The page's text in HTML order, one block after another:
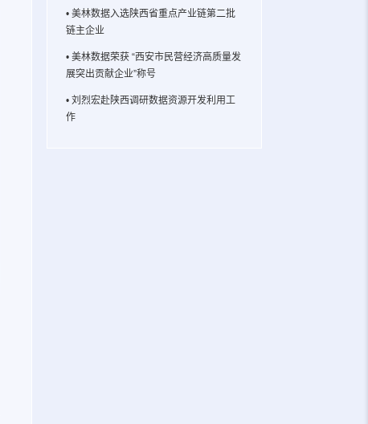
• 美林数据入选陕西省重点产业链第二批
链主企业
• 美林数据荣获 “西安市民营经济高质量发
展突出贡献企业”称号
• 刘烈宏赴陕西调研数据资源开发利用工
作